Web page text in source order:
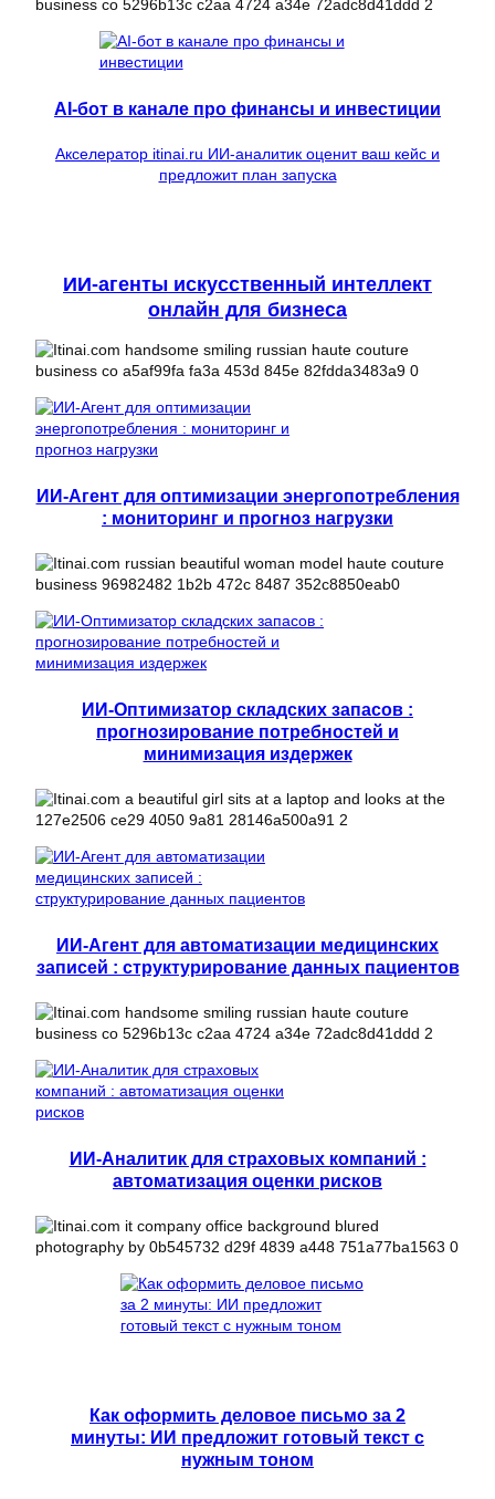
AI-бот в канале про финансы и инвестиции
Акселератор itinai.ru ИИ-аналитик оценит ваш кейс и
предложит план запуска
ИИ-агенты искусственный интеллект
онлайн для бизнеса
ИИ-Агент для оптимизации энергопотребления
: мониторинг и прогноз нагрузки
ИИ-Оптимизатор складских запасов :
прогнозирование потребностей и
минимизация издержек
ИИ-Агент для автоматизации медицинских
записей : структурирование данных пациентов
ИИ-Аналитик для страховых компаний :
автоматизация оценки рисков
Как оформить деловое письмо за 2
минуты: ИИ предложит готовый текст с
нужным тоном